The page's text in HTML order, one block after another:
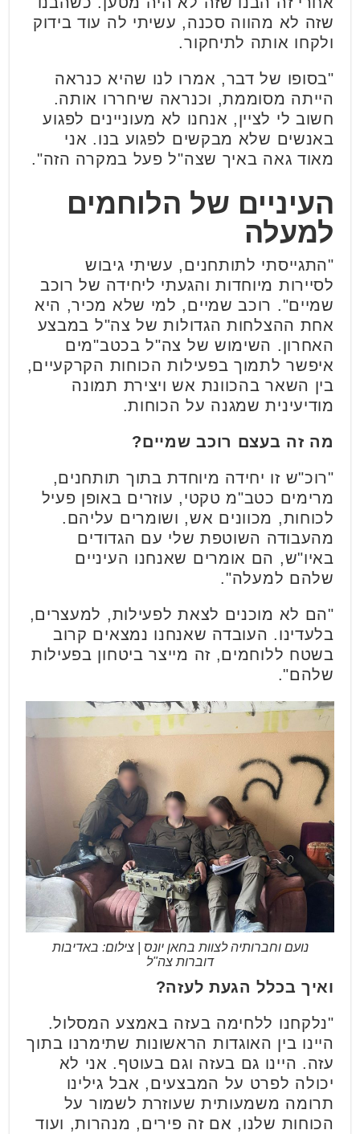
שזה לא מהווה סכנה, עשיתי לה עוד בידוק
ולקחו אותה לתיחקור.
"בסופו של דבר, אמרו לנו שהיא כנראה
הייתה מסוממת, וכנראה שיחררו אותה.
חשוב לי לציין, אנחנו לא מעוניינים לפגוע
באנשים שלא מבקשים לפגוע בנו. אני
מאוד גאה באיך שצה"ל פעל במקרה הזה".
העיניים של הלוחמים
למעלה
"התגייסתי לתותחנים, עשיתי גיבוש
לסיירות מיוחדות והגעתי ליחידה של רוכב
שמיים". רוכב שמיים, למי שלא מכיר, היא
אחת ההצלחות הגדולות של צה"ל במבצע
האחרון. השימוש של צה"ל בכטב"מים
איפשר לתמוך בפעילות הכוחות הקרקעיים,
בין השאר בהכוונת אש ויצירת תמונה
מודיעינית שמגנה על הכוחות.
מה זה בעצם רוכב שמיים?
"רוכ"ש זו יחידה מיוחדת בתוך תותחנים,
מרימים כטב"מ טקטי, עוזרים באופן פעיל
לכוחות, מכוונים אש, ושומרים עליהם.
מהעבודה השוטפת שלי עם הגדודים
באיו"ש, הם אומרים שאנחנו העיניים
שלהם למעלה".
"הם לא מוכנים לצאת לפעילות, למעצרים,
בלעדינו. העובדה שאנחנו נמצאים קרוב
בשטח ללוחמים, זה מייצר ביטחון בפעילות
שלהם".
נועם וחברותיה לצוות בחאן יונס | צילום: באדיבות
דוברות צה"ל
ואיך בכלל הגעת לעזה?
"נלקחנו ללחימה בעזה באמצע המסלול.
היינו בין האוגדות הראשונות שתימרנו בתוך
עזה. היינו גם בעזה וגם בעוטף. אני לא
יכולה לפרט על המבצעים, אבל גילינו
תרומה משמעותית שעוזרת לשמור על
הכוחות שלנו, אם זה פירים, מנהרות, ועוד